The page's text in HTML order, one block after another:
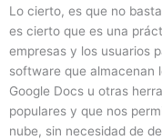
Lo cierto, es que no
es cierto que es una
empresas y los usuarios
software que almacenan
Google Docs u otras
populares y que nos
nube, sin necesidad de